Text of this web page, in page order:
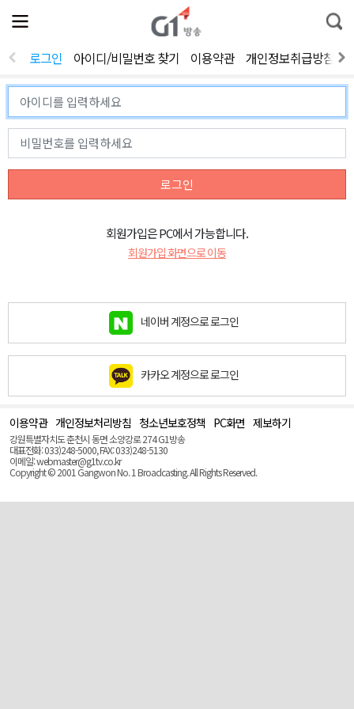
전
체
뉴
열
통
합
색
로그인 아이디/비밀번호 찾기 이용약관 개인정보취급방침
로그인
회원가입은 PC에서 가능합니다.
회원가입 화면으로 이동
네이버 계정으로 로그인
카카오 계정으로 로그인
이용약관 개인정보처리방침 청소년보호정책 PC화면 제보하기
강원특별자치도 춘천시 동면 소양강로 274 G1방송
대표전화: 033)248-5000, FAX: 033)248-5130
이메일: webmaster@g1tv.co.kr
Copyright © 2001 Gangwon No. 1 Broadcasting. All Rights Reserved.